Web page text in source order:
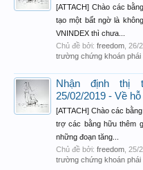
[ATTACH] Chào các
tạo một bất ngờ là
VNINDEX thì chưa...
Chủ đề bởi:freedom ,26/
trường chứng khoán phái
Nhận định thị
25/02/2019 - Về
[ATTACH] Chào các
trợ các bằng hữu thêm
những đoạn tăng...
Chủ đề bởi:freedom ,25/
trường chứng khoán phái